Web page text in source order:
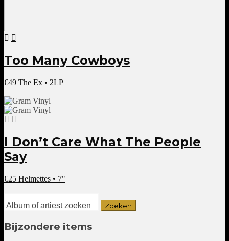
Too Many Cowboys
€49 The Ex • 2LP
I Don’t Care What The People
Say
€25 Helmettes • 7"
Bijzondere items